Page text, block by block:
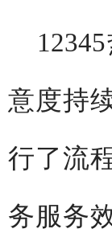
意度持
行了流
务服务